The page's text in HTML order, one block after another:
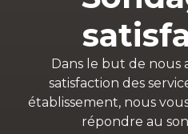
Dans le but de nous
satisfaction des
établissement, nous
répondre au